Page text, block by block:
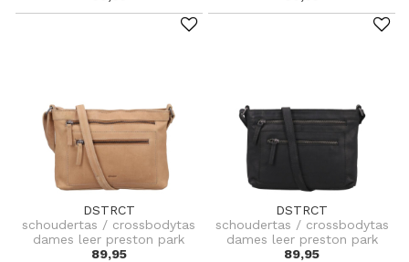
DSTRCT
schoudertas / crossbodytas
dames leer preston park
89,95
DSTRCT
schoudertas / crossbodytas
dames leer preston park
89,95